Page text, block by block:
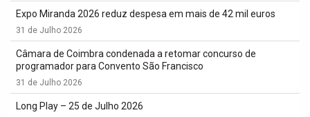
Expo Miranda 2026 reduz despesa em mais de 42 mil euros
31 de Julho 2026
Câmara de Coimbra condenada a retomar concurso de
programador para Convento São Francisco
31 de Julho 2026
Long Play – 25 de Julho 2026